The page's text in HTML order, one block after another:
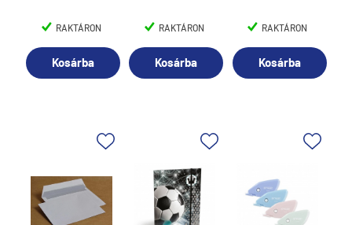
RAKTÁRON
Kosárba
RAKTÁRON
Kosárba
RAKTÁRON
Kosárba